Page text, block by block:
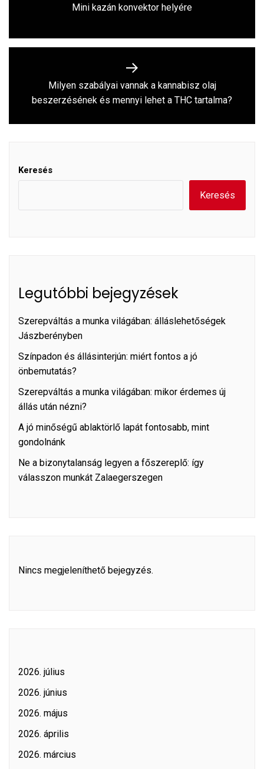
Previous
Mini kazán konvektor helyére
Next
post:
Milyen szabályai vannak a kannabisz olaj
beszerzésének és mennyi lehet a THC tartalma?
Keresés
Keresés
Legutóbbi bejegyzések
Szerepváltás a munka világában: álláslehetőségek
Jászberényben
Színpadon és állásinterjún: miért fontos a jó
önbemutatás?
Szerepváltás a munka világában: mikor érdemes új
állás után nézni?
A jó minőségű ablaktörlő lapát fontosabb, mint
gondolnánk
Ne a bizonytalanság legyen a főszereplő: így
válasszon munkát Zalaegerszegen
Nincs megjeleníthető bejegyzés.
2026. július
2026. június
2026. május
2026. április
2026. március